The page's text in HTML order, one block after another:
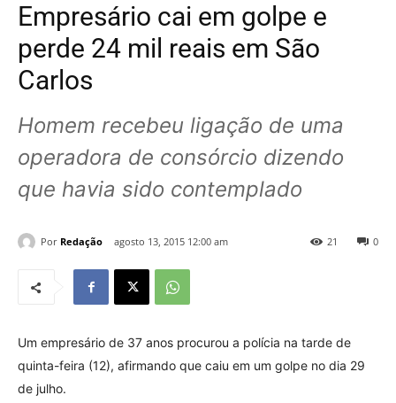
Empresário cai em golpe e
perde 24 mil reais em São
Carlos
Homem recebeu ligação de uma
operadora de consórcio dizendo
que havia sido contemplado
Por Redação agosto 13, 2015 12:00 am 0
21
Um empresário de 37 anos procurou a polícia na tarde de
quinta-feira (12), afirmando que caiu em um golpe no dia 29
de julho.